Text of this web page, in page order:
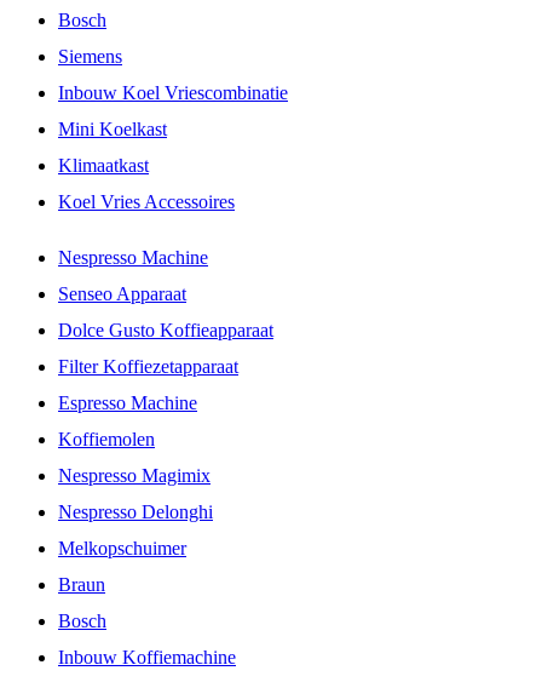
Bosch
Siemens
Inbouw Koel Vriescombinatie
Mini Koelkast
Klimaatkast
Koel Vries Accessoires
Nespresso Machine
Senseo Apparaat
Dolce Gusto Koffieapparaat
Filter Koffiezetapparaat
Espresso Machine
Koffiemolen
Nespresso Magimix
Nespresso Delonghi
Melkopschuimer
Braun
Bosch
Inbouw Koffiemachine